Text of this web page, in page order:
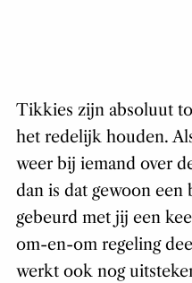
Tikkies zijn absoluut
het redelijk houden.
weer bij iemand over
dan is dat gewoon een
gebeurd met jij een
om-en-om regeling
werkt ook nog